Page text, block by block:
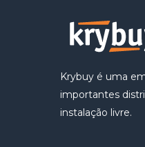
Krybuy é uma
importantes
instalação livre.